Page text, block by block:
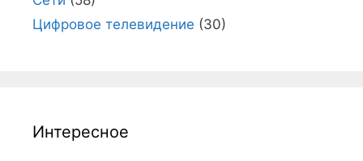
Цифровое телевидение (30)
Интересное